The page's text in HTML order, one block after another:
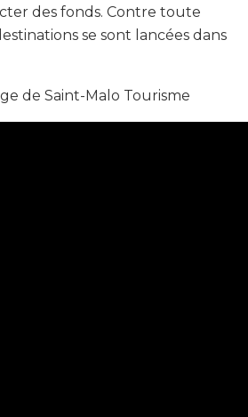
des fonds. Contre toute
se sont lancées dans
de Saint-Malo Tourisme